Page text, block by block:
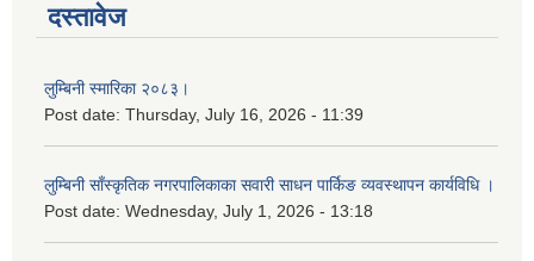
दस्तावेज
लुम्बिनी स्मारिका २०८३।
Post date: Thursday, July 16, 2026 - 11:39
लुम्बिनी साँस्कृतिक नगरपालिकाका सवारी साधन पार्किङ व्यवस्थापन कार्यविधि ।
Post date: Wednesday, July 1, 2026 - 13:18